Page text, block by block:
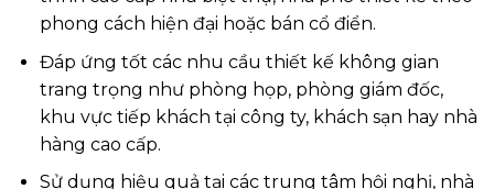
phong cách hiện đại hoặc bán cổ điển.
Đáp ứng tốt các nhu cầu thiết kế không gian
trang trọng như phòng họp, phòng giám đốc,
khu vực tiếp khách tại công ty, khách sạn hay nhà
hàng cao cấp.
Sử dụng hiệu quả tại các trung tâm hội nghị, nhà